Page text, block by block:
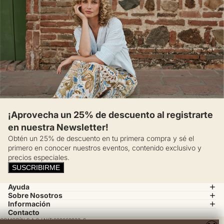
¡Aprovecha un 25% de descuento al registrarte
en nuestra Newsletter!
Obtén un 25% de descuento en tu primera compra y sé el
primero en conocer nuestros eventos, contenido exclusivo y
precios especiales.
SUSCRIBIRME
Ayuda
Sobre Nosotros
Información
Contacto
COMODÍN S.A.S / NIT:800069933-6